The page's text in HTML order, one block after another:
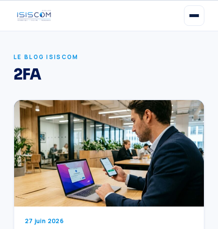
LE BLOG ISISCOM
2FA
27 juin 2026